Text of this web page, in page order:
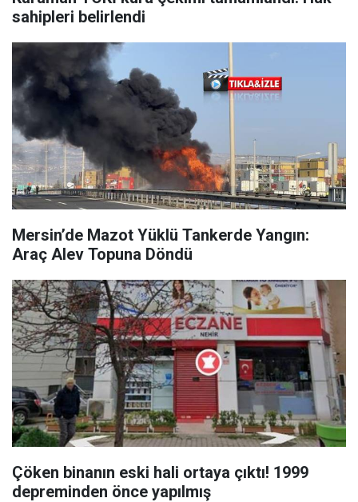
sahipleri belirlendi
Mersin’de Mazot Yüklü Tankerde Yangın:
Araç Alev Topuna Döndü
Çöken binanın eski hali ortaya çıktı! 1999
depreminden önce yapılmış